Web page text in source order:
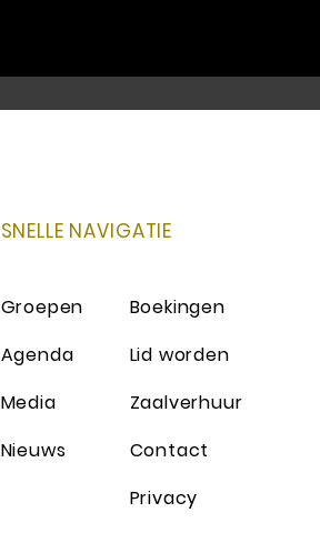
SNELLE NAVIGATIE
Groepen
Agenda
Media
Nieuws
Boekingen
Lid worden
Zaalverhuur
Contact
Privacy